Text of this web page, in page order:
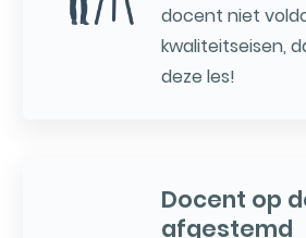
docent niet
kwaliteitseisen,
deze les!
Docent op
afgestemd